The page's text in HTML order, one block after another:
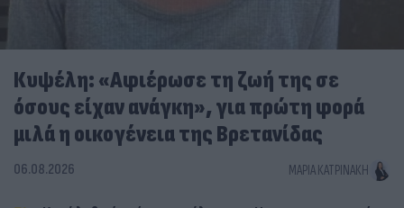
Κυψέλη: «Αφιέρωσε τη ζωή της σε
όσους είχαν ανάγκη», για πρώτη φορά
μιλά η οικογένεια της Βρετανίδας
06.08.2026 ΜΑΡΊΑ ΚΑΤΡΙΝΆΚΗ